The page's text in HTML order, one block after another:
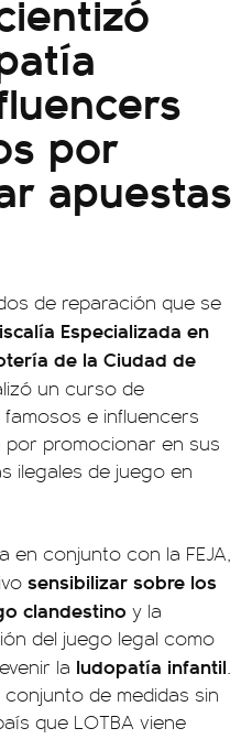
por
apuestas
de reparación que se
Especializada en
de la Ciudad de
un curso de
e influencers
por promocionar en sus
ilegales de juego en
en conjunto con la FEJA,
sensibilizar sobre los
clandestino y la
del juego legal como
la ludopatía infantil.
de medidas sin
que LOTBA viene